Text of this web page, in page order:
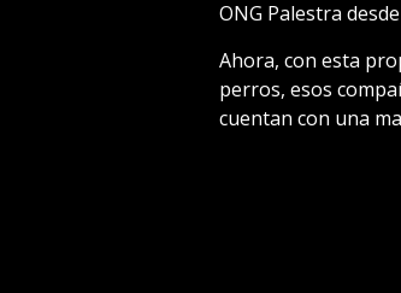
ONG Palestra
Ahora, con esta
perros, esos
cuentan con una